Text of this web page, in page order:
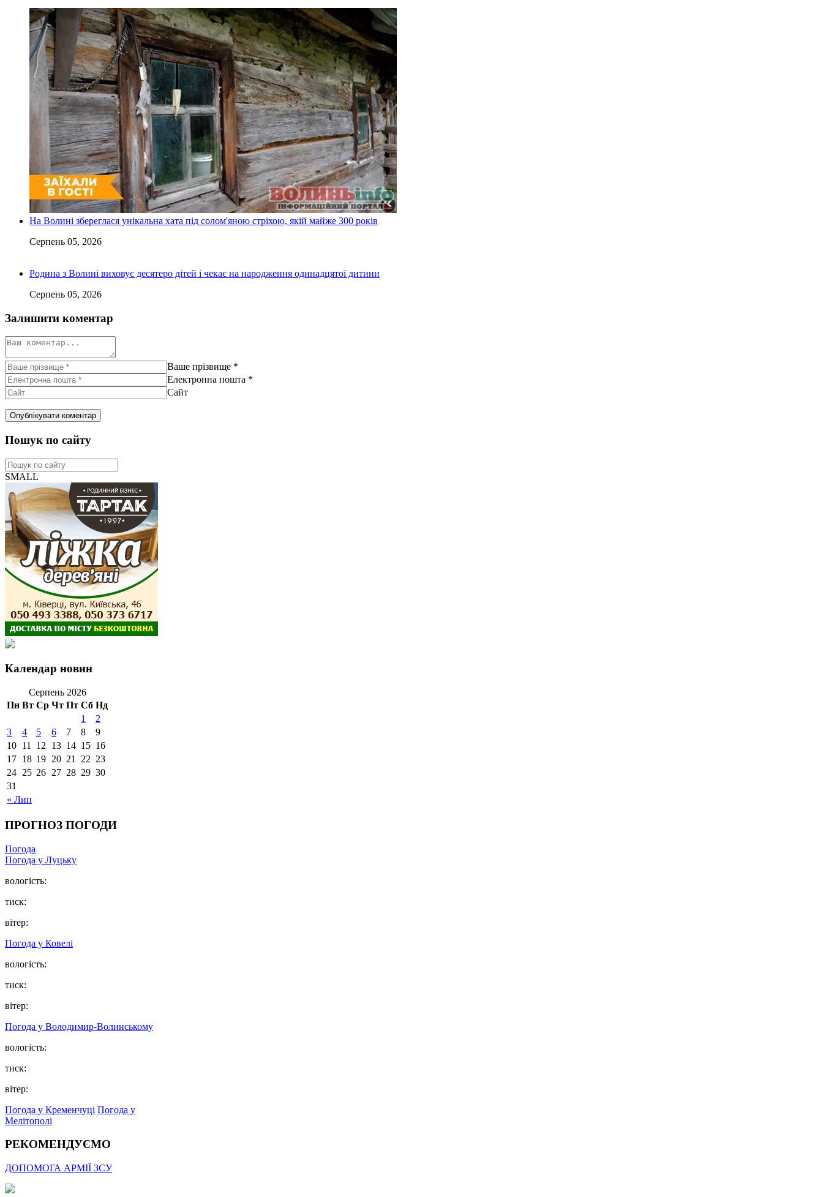
На Волині збереглася унікальна хата під солом'яною стріхою, якій майже 300 років
Серпень 05, 2026
Родина з Волині виховує десятеро дітей і чекає на народження одинадцятої дитини
Серпень 05, 2026
Залишити коментар
Ваше прізвище *
Електронна пошта *
Сайт
Пошук по сайту
SMALL
Календар новин
Серпень 2026
Пн Вт Ср Чт Пт Сб Нд
« Лип
1
2
3
4 5 6 7 8
9
10 11 12 13 14 15 16
17 18 19 20 21 22 23
24 25 26 27 28 29 30
31
ПРОГНОЗ ПОГОДИ
Погода
Погода у Луцьку
вологість:
тиск:
вітер:
Погода у Ковелі
вологість:
тиск:
вітер:
Погода у Володимир-Волинському
вологість:
тиск:
вітер:
Погода у Кременчуці Погода у
Мелітополі
РЕКОМЕНДУЄМО
ДОПОМОГА АРМІЇ ЗСУ